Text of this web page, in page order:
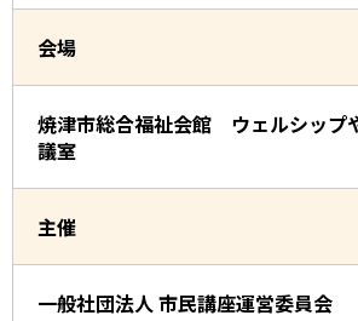
会場
焼津市総合福祉会館 ウェルシッ
議室
主催
一般社団法人 市民講座運営委員会